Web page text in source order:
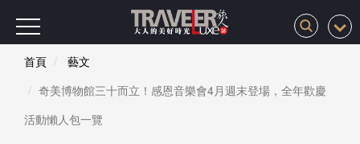
首頁
藝文
奇美博物館三十而立！感恩音樂會4月週末登場，全年歡慶
活動懶人包一覽